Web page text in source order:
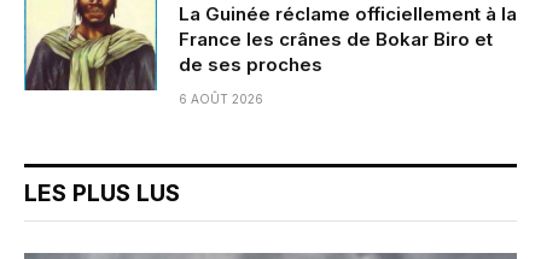
La Guinée réclame officiellement à la
France les crânes de Bokar Biro et
de ses proches
6 AOÛT 2026
LES PLUS LUS